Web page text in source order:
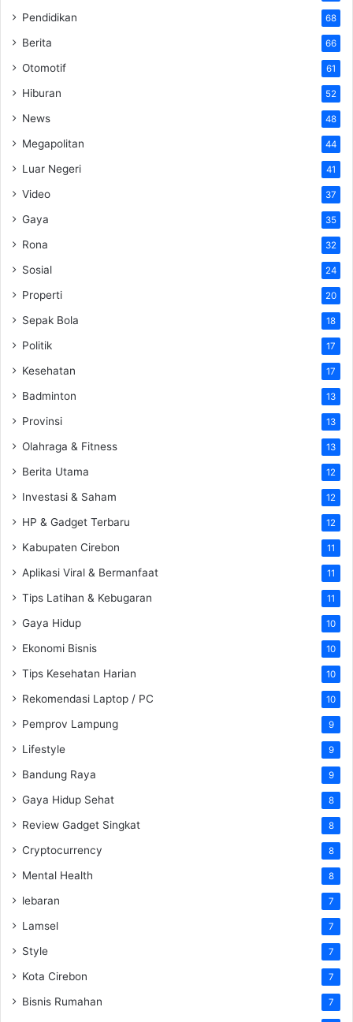
Pendidikan 68
Berita 66
Otomotif 61
Hiburan 52
News 48
Megapolitan 44
Luar Negeri 41
Video 37
Gaya 35
Rona 32
Sosial 24
Properti 20
Sepak Bola 18
Politik 17
Kesehatan 17
Badminton 13
Provinsi 13
Olahraga & Fitness 13
Berita Utama 12
Investasi & Saham 12
HP & Gadget Terbaru 12
Kabupaten Cirebon 11
Aplikasi Viral & Bermanfaat 11
Tips Latihan & Kebugaran 11
Gaya Hidup 10
Ekonomi Bisnis 10
Tips Kesehatan Harian 10
Rekomendasi Laptop / PC 10
Pemprov Lampung 9
Lifestyle 9
Bandung Raya 9
Gaya Hidup Sehat 8
Review Gadget Singkat 8
Cryptocurrency 8
Mental Health 8
lebaran 7
Lamsel 7
Style 7
Kota Cirebon 7
Bisnis Rumahan 7